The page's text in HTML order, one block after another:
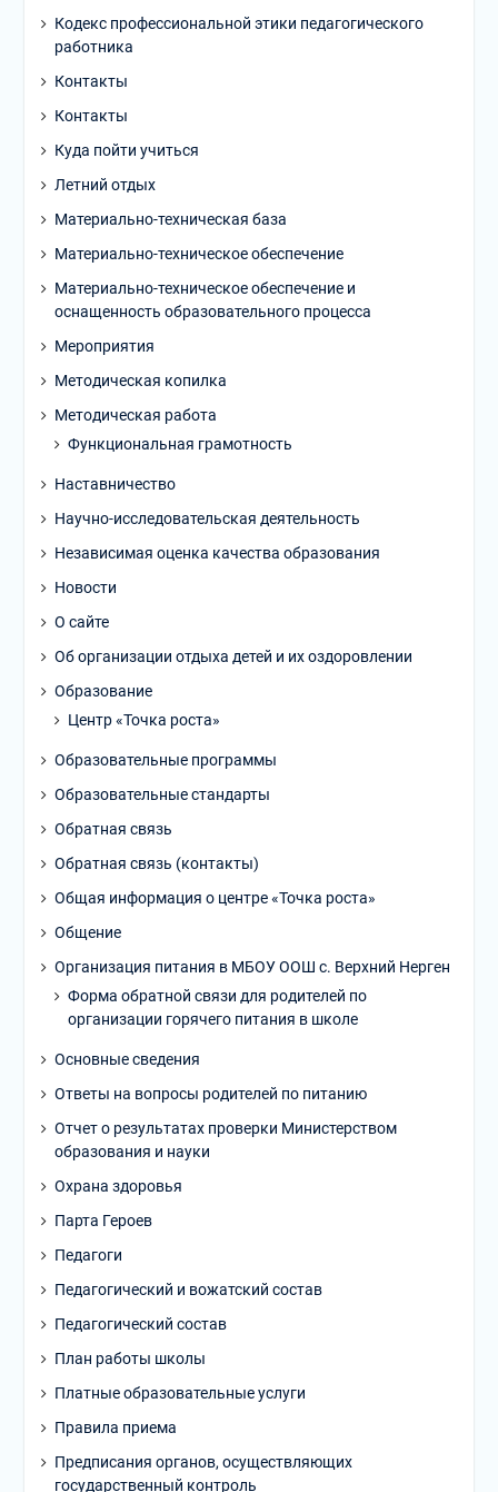
Кодекс профессиональной этики педагогического
работника
Контакты
Контакты
Куда пойти учиться
Летний отдых
Материально-техническая база
Материально-техническое обеспечение
Материально-техническое обеспечение и
оснащенность образовательного процесса
Мероприятия
Методическая копилка
Методическая работа
Функциональная грамотность
Наставничество
Научно-исследовательская деятельность
Независимая оценка качества образования
Новости
О сайте
Об организации отдыха детей и их оздоровлении
Образование
Центр «Точка роста»
Образовательные программы
Образовательные стандарты
Обратная связь
Обратная связь (контакты)
Общая информация о центре «Точка роста»
Общение
Организация питания в МБОУ ООШ с. Верхний Нерген
Форма обратной связи для родителей по
организации горячего питания в школе
Основные сведения
Ответы на вопросы родителей по питанию
Отчет о результатах проверки Министерством
образования и науки
Охрана здоровья
Парта Героев
Педагоги
Педагогический и вожатский состав
Педагогический состав
План работы школы
Платные образовательные услуги
Правила приема
Предписания органов, осуществляющих
государственный контроль